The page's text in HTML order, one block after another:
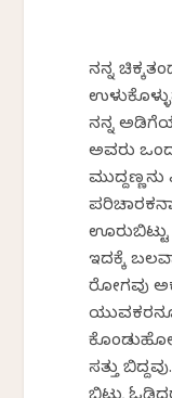
ನನ್ನ
ನನ್ನ
ಅವರು
ಇದಕ್ಕೆ
ರೋಗವು
ಸತ್ತು